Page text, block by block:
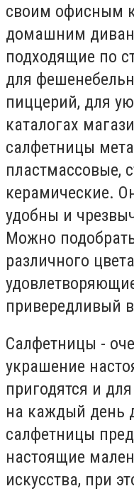
своим офисным
домашним
подходящие по
для
пиццерий, для
каталогах
салфетницы
пластмассовые,
керамические.
удобны и
Можно
различного
привередливый
Салфетницы -
украшение
пригодятся и
на каждый день
салфетницы
настоящие
искусства, при